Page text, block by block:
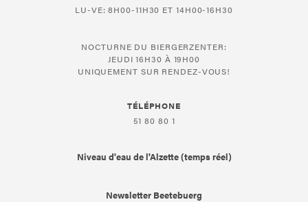
LU-VE: 8H00-11H30 ET 14H00-16H30
NOCTURNE DU BIERGERZENTER:
JEUDI 16H30 À 19H00
UNIQUEMENT SUR RENDEZ-VOUS!
TÉLÉPHONE
51 80 80 1
Niveau d'eau de l'Alzette (temps réel)
Newsletter Beetebuerg